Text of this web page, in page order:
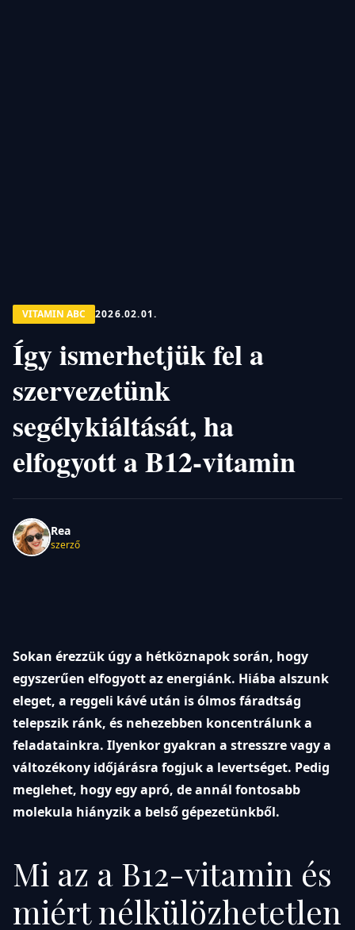
VITAMIN ABC 2026.02.01.
Így ismerhetjük fel a
szervezetünk
segélykiáltását, ha
elfogyott a B12-vitamin
Rea
szerző
Sokan érezzük úgy a hétköznapok során, hogy
egyszerűen elfogyott az energiánk. Hiába alszunk
eleget, a reggeli kávé után is ólmos fáradtság
telepszik ránk, és nehezebben koncentrálunk a
feladatainkra. Ilyenkor gyakran a stresszre vagy a
változékony időjárásra fogjuk a levertséget. Pedig
meglehet, hogy egy apró, de annál fontosabb
molekula hiányzik a belső gépezetünkből.
Mi az a B12-vitamin és
miért nélkülözhetetlen